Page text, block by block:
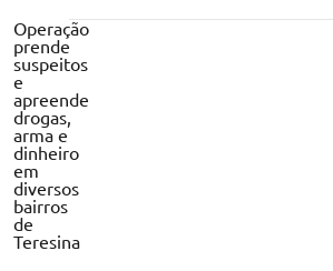
Operação
prende
suspeitos
e
apreende
drogas,
arma e
dinheiro
em
diversos
bairros
de
Teresina